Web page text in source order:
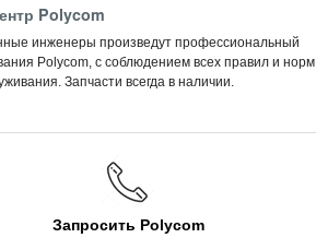
Polycom
инженеры произведут профессиональный
Polycom, c соблюдением всех правил и норм
Запчасти всегда в наличии.
Запросить Polycom